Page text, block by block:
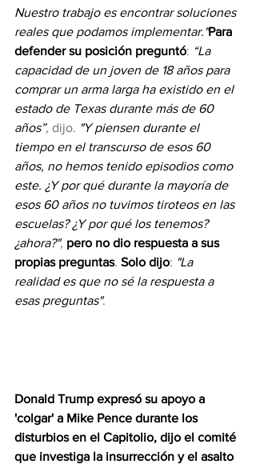
Nuestro trabajo es encontrar soluciones
reales que podamos implementar."Para
defender su posición preguntó: “La
capacidad de un joven de 18 años para
comprar un arma larga ha existido en el
estado de Texas durante más de 60
años”, dijo. "Y piensen durante el
tiempo en el transcurso de esos 60
años, no hemos tenido episodios como
este. ¿Y por qué durante la mayoría de
esos 60 años no tuvimos tiroteos en las
escuelas? ¿Y por qué los tenemos?
¿ahora?", pero no dio respuesta a sus
propias preguntas. Solo dijo: "La
realidad es que no sé la respuesta a
esas preguntas".
Donald Trump expresó su apoyo a
'colgar' a Mike Pence durante los
disturbios en el Capitolio, dijo el comité
que investiga la insurrección y el asalto